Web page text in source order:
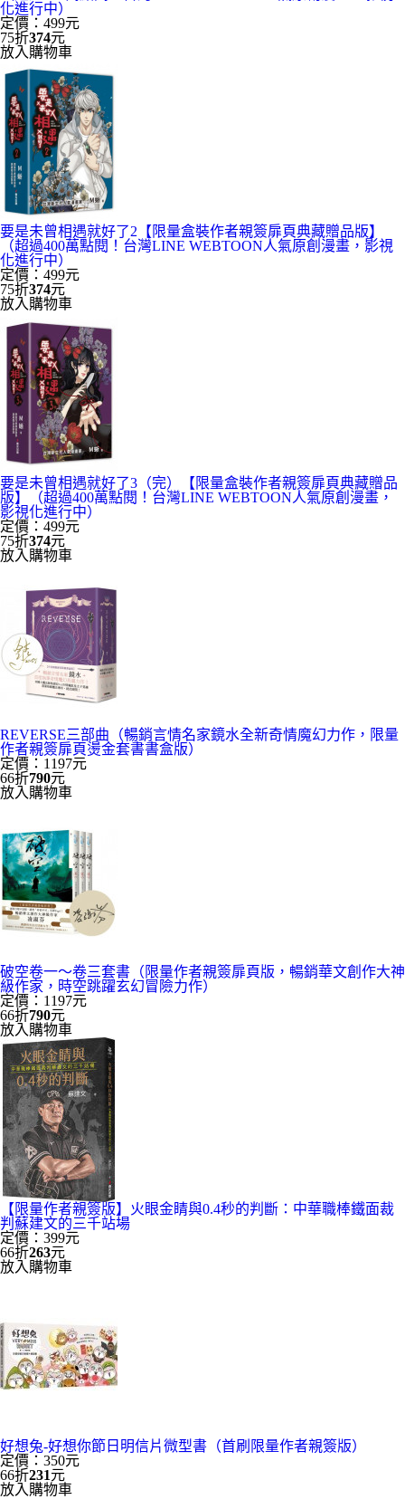
化進行中）
定價：499元
75折374元
放入購物車
要是未曾相遇就好了2【限量盒裝作者親簽扉頁典藏贈品版】
（超過400萬點閱！台灣LINE WEBTOON人氣原創漫畫，影視
化進行中）
定價：499元
75折374元
放入購物車
要是未曾相遇就好了3（完）【限量盒裝作者親簽扉頁典藏贈品
版】（超過400萬點閱！台灣LINE WEBTOON人氣原創漫畫，
影視化進行中）
定價：499元
75折374元
放入購物車
REVERSE三部曲（暢銷言情名家鏡水全新奇情魔幻力作，限量
作者親簽扉頁燙金套書書盒版）
定價：1197元
66折790元
放入購物車
破空卷一～卷三套書（限量作者親簽扉頁版，暢銷華文創作大神
級作家，時空跳躍玄幻冒險力作）
定價：1197元
66折790元
放入購物車
【限量作者親簽版】火眼金睛與0.4秒的判斷：中華職棒鐵面裁
判蘇建文的三千站場
定價：399元
66折263元
放入購物車
好想兔-好想你節日明信片微型書（首刷限量作者親簽版）
定價：350元
66折231元
放入購物車